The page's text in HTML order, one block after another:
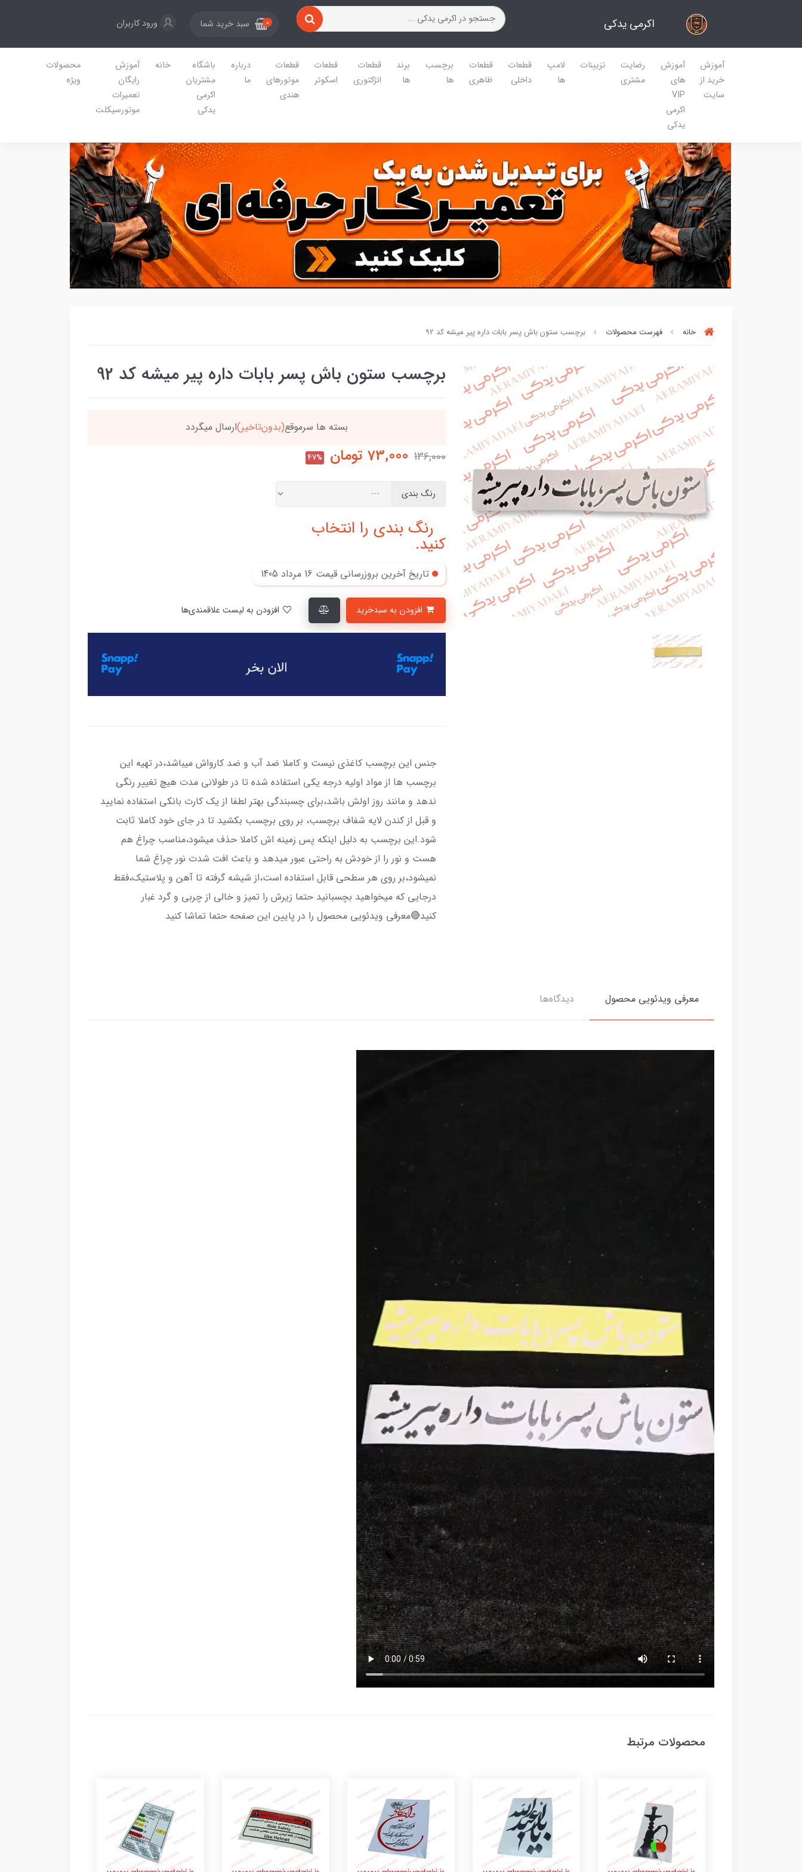
اکرمی یدکی 0 سبد خرید شما ورود کاربران
آموزش
خرید از
سایت
آموزش
های
VIP
اکرمی
یدکی
رضایت
مشتری
تزیینات
لامپ
ها
قطعات
داخلی
قطعات
ظاهری
برچسب
ها
برند
ها
قطعات
انژکتوری
قطعات
اسکوتر
قطعات
موتورهای
هندی
درباره
ما
باشگاه
مشتریان
اکرمی
یدکی
خانه
آموزش
رایگان
تعمیرات
موتورسیکلت
محصولات
ویژه
خانه فهرست محصولات برچسب ستون باش پسر بابات داره پیر میشه کد 92
برچسب ستون باش پسر بابات داره پیر میشه کد 92
بسته ها سرموقع (بدون‌تاخیر)ارسال میگردد خریدتو به5میلیون برسون،ارسالت‌رایگانه
136,000
73,000 تومان 47%
رنگ بندی
رنگ بندی را انتخاب
کنید.
تاریخ آخرین بروزرسانی قیمت 16 مرداد 1405
جنس این برچسب کاغذی نیست و کاملا ضد آب و ضد کارواش میباشد،در تهیه این
برچسب ها از مواد اولیه درجه یکی استفاده شده تا در طولانی مدت هیچ تغییر رنگی
ندهد و مانند روز اولش باشد،برای چسبندگی بهتر لطفا از یک کارت بانکی استفاده نمایید
و قبل از کندن لایه شفاف برچسب، بر روی برچسب بکشید تا در جای خود کاملا ثابت
شود.این برچسب به دلیل اینکه پس زمینه اش کاملا حذف میشود،مناسب چراغ هم
هست و نور را از خودش به راحتی عبور میدهد و باعث افت شدت نور چراغ شما
نمیشود،بر روی هر سطحی قابل استفاده است،از شیشه گرفته تا آهن و پلاستیک،فقط
درجایی که میخواهید بچسبانید حتما زیرش را تمیز و خالی از چربی و گرد غبار
کنید🔴معرفی ویدئویی محصول را در پایین این صفحه حتما تماشا کنید
معرفی ویدئویی محصول دیدگاه‌ها
محصولات مرتبط